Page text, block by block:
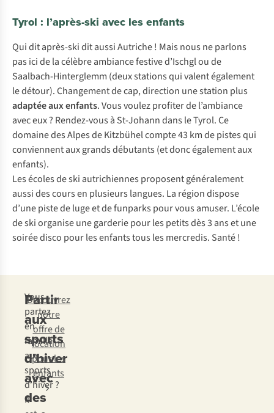
Tyrol : l’après-ski avec les enfants
Qui dit après-ski dit aussi Autriche ! Mais nous ne parlons
pas ici de la célèbre ambiance festive d’Ischgl ou de
Saalbach-Hinterglemm (deux stations qui valent également
le détour). Changement de cap, direction une station plus
adaptée aux enfants. Vous voulez profiter de l’ambiance
avec eux ? Rendez-vous à St-Johann dans le Tyrol. Ce
domaine des Alpes de Kitzbühel compte 43 km de pistes qui
conviennent aux grands débutants (et donc également aux
enfants).
Les écoles de ski autrichiennes proposent généralement
aussi des cours en plusieurs langues. La région dispose
d’une piste de luge et de funparks pour vous amuser. L’école
de ski organise une garderie pour les petits dès 3 ans et une
soirée disco pour les enfants tous les mercredis. Santé !
Partir
aux
sports
d’hiver
avec
des
Vous
partez
en
famille
aux
sports
d’hiver ?
Il
Découvrez
notre
offre de
location
pour les
enfants